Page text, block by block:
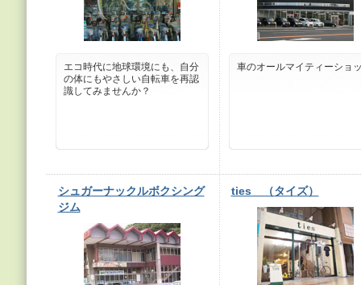
エコ時代に地球環境にも、自分
の体にもやさしい自転車を再認
識してみませんか？
車のオールマイティーショ
シュガーナックルボクシング
ジム
ties （タイズ）